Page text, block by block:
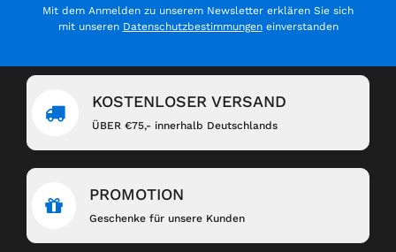
Mit dem Anmelden zu unserem Newsletter erklären Sie sich
mit unseren Datenschutzbestimmungeneinverstanden
KOSTENLOSER VERSAND
ÜBER €75,- innerhalb Deutschlands
PROMOTION
Geschenke für unsere Kunden